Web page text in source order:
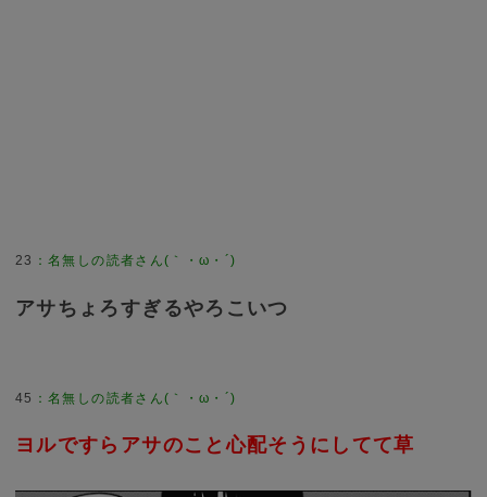
23 ：名無しの読者さん(｀・ω・´)
アサちょろすぎるやろこいつ
45 ：名無しの読者さん(｀・ω・´)
ヨルですらアサのこと心配そうにしてて草